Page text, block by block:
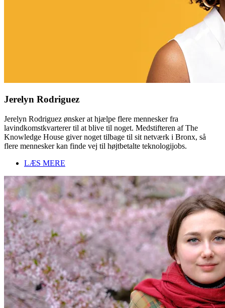
Jerelyn Rodriguez
Jerelyn Rodriguez ønsker at hjælpe flere mennesker fra
lavindkomstkvarterer til at blive til noget. Medstifteren af The
Knowledge House giver noget tilbage til sit netværk i Bronx, så
flere mennesker kan finde vej til højtbetalte teknologijobs.
LÆS MERE